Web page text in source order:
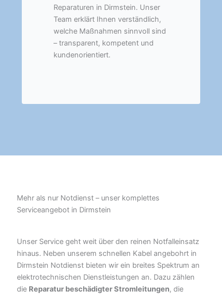
Reparaturen in Dirmstein. Unser
Team erklärt Ihnen verständlich,
welche Maßnahmen sinnvoll sind
– transparent, kompetent und
kundenorientiert.
Mehr als nur Notdienst – unser komplettes
Serviceangebot in Dirmstein
Unser Service geht weit über den reinen Notfalleinsatz
hinaus. Neben unserem schnellen Kabel angebohrt in
Dirmstein Notdienst bieten wir ein breites Spektrum an
elektrotechnischen Dienstleistungen an. Dazu zählen
die Reparatur beschädigter Stromleitungen, die